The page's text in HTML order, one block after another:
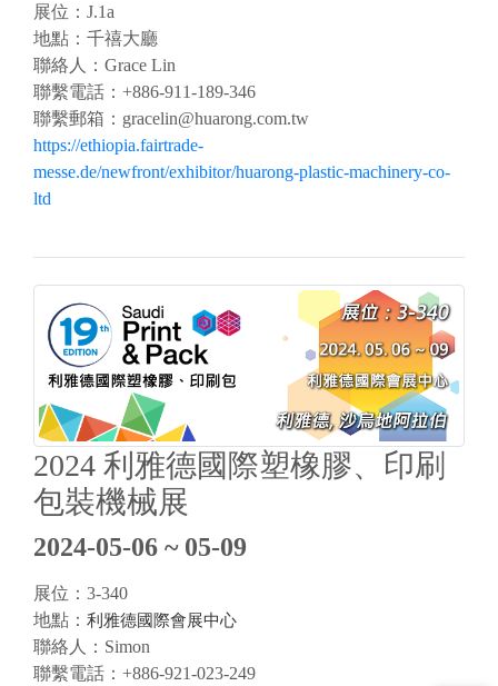
展位：J.1a
地點：千禧大廳
聯絡人：Grace Lin
聯繫電話：+886-911-189-346
聯繫郵箱： gracelin@huarong.com.tw
https://ethiopia.fairtrade-
messe.de/newfront/exhibitor/huarong-plastic-machinery-co-
ltd
2024 利雅德國際塑橡膠、印刷
包裝機械展
2024-05-06 ~ 05-09
展位：3-340
地點： 利雅德國際會展中心
聯絡人：Simon
聯繫電話：+886-921-023-249